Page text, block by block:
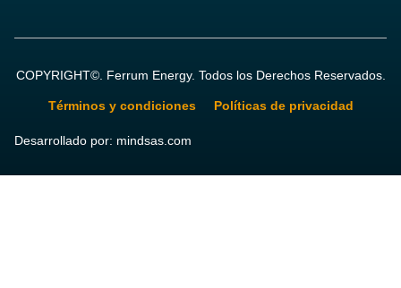
COPYRIGHT©. Ferrum Energy. Todos los Derechos Reservados.
Términos y condiciones Políticas de privacidad
Desarrollado por: mindsas.com